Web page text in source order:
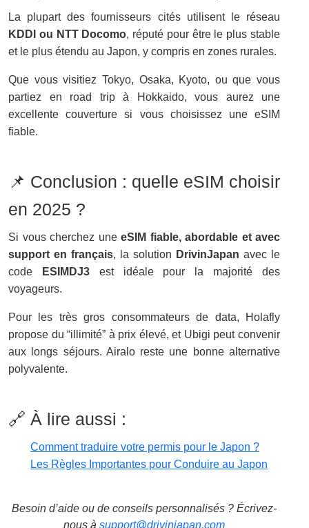
La plupart des fournisseurs cités utilisent le réseau
KDDI ou NTT Docomo, réputé pour être le plus stable
et le plus étendu au Japon, y compris en zones rurales.
Que vous visitiez Tokyo, Osaka, Kyoto, ou que vous
partiez en road trip à Hokkaido, vous aurez une
excellente couverture si vous choisissez une eSIM
fiable.
📌 Conclusion : quelle eSIM choisir
en 2025 ?
Si vous cherchez une eSIM fiable, abordable et avec
support en français, la solution DrivinJapan avec le
code
ESIMDJ3est idéale pour la majorité des
voyageurs.
Pour les très gros consommateurs de data, Holafly
propose du “illimité” à prix élevé, et Ubigi peut convenir
aux longs séjours. Airalo reste une bonne alternative
polyvalente.
🔗 À lire aussi :
Comment traduire votre permis pour le Japon ?
Les Règles Importantes pour Conduire au Japon
Besoin d’aide ou de conseils personnalisés ? Écrivez-
nous à support@drivinjapan.com